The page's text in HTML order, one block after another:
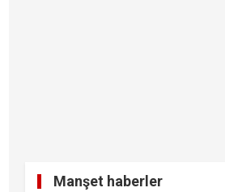
sıralaması dikkat çekti!
Manşet haberler